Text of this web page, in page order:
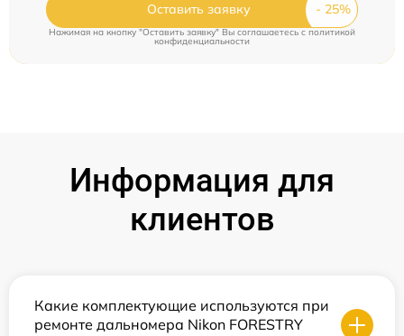
Оставить заявку
Нажимая на кнопку "Оставить заявку" Вы соглашаетесь c политикой
конфиденциальности
Информация для
клиентов
Какие комплектующие используются при
ремонте дальномера Nikon FORESTRY